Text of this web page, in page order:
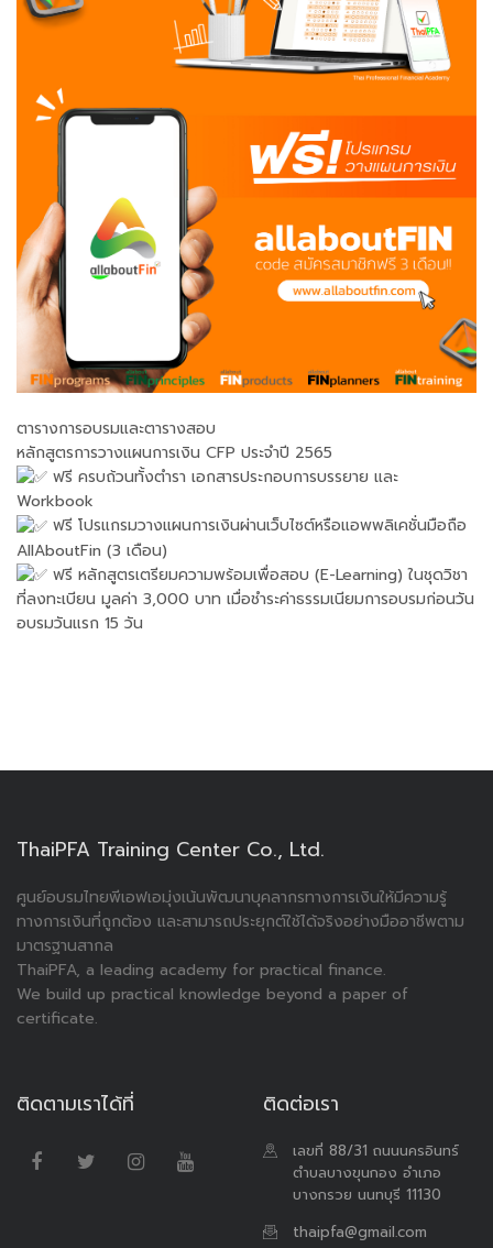
ตารางการอบรมและตารางสอบ
หลักสูตรการวางแผนการเงิน CFP ประจำปี 2565
ฟรี ครบถ้วนทั้งตำรา เอกสารประกอบการบรรยาย และ
Workbook
ฟรี โปรแกรมวางแผนการเงินผ่านเว็บไซต์หรือแอพพลิเคชั่นมือถือ
AllAboutFin (3 เดือน)
ฟรี หลักสูตรเตรียมความพร้อมเพื่อสอบ (E-Learning) ในชุดวิชา
ที่ลงทะเบียน มูลค่า 3,000 บาท เมื่อชำระค่าธรรมเนียมการอบรมก่อนวัน
อบรมวันแรก 15 วัน
ThaiPFA Training Center Co., Ltd.
ศูนย์อบรมไทยพีเอฟเอมุ่งเน้นพัฒนาบุคลากรทางการเงินให้มีความรู้
ทางการเงินที่ถูกต้อง และสามารถประยุกต์ใช้ได้จริงอย่างมืออาชีพตาม
มาตรฐานสากล
ThaiPFA, a leading academy for practical finance.
We build up practical knowledge beyond a paper of
certificate.
ติดตามเราได้ที่ ติดต่อเรา
เลขที่ 88/31 ถนนนครอินทร์
ตำบลบางขุนกอง อำเภอ
บางกรวย นนทบุรี 11130
thaipfa@gmail.com